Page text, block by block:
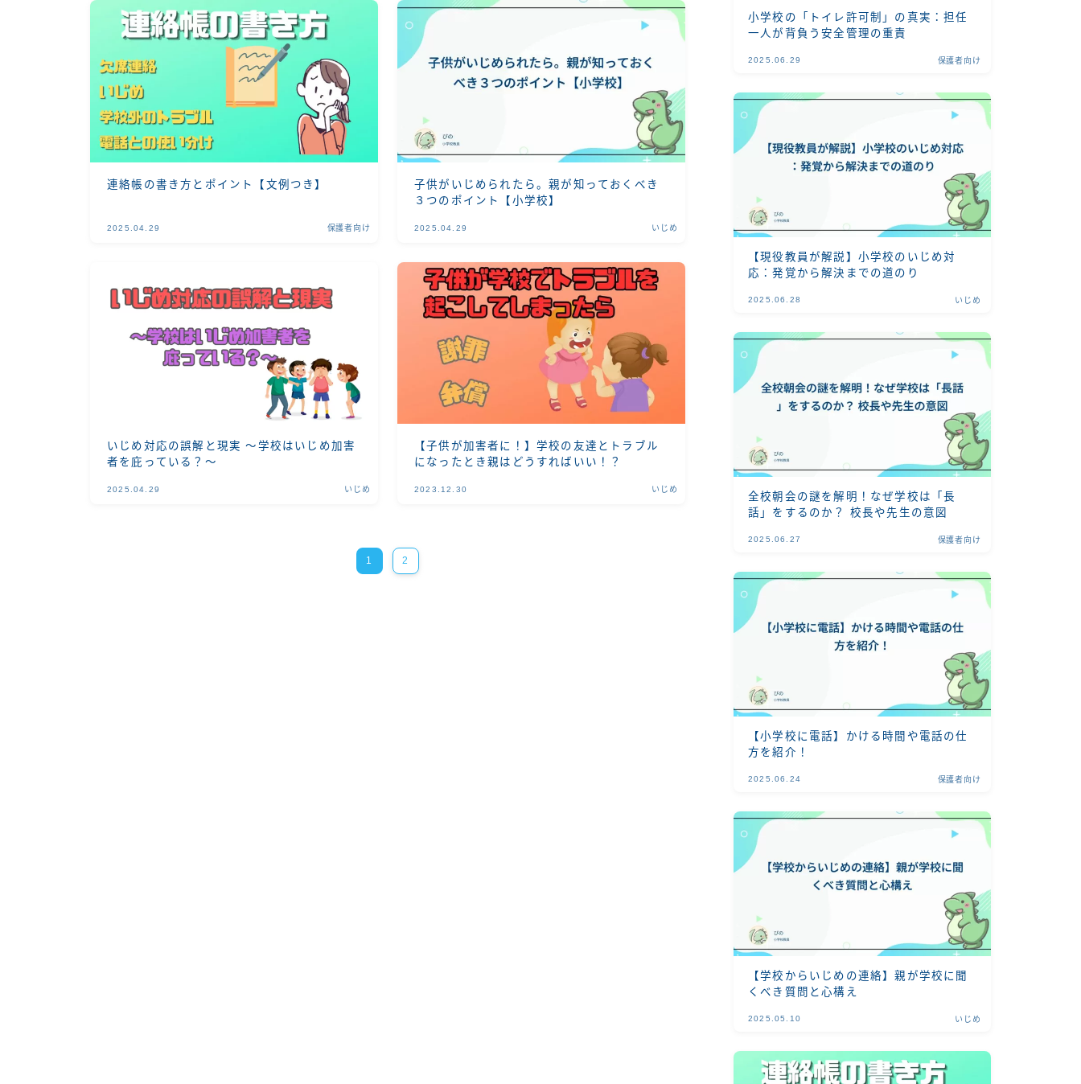
連絡帳の書き方とポイント【文例つき】
2025.04.29 保護者向け
子供がいじめられたら。親が知っておくべき
３つのポイント【小学校】
2025.04.29 いじめ
いじめ対応の誤解と現実 〜学校はいじめ加害
者を庇っている？〜
2025.04.29 いじめ
【子供が加害者に！】学校の友達とトラブル
になったとき親はどうすればいい！？
2023.12.30 いじめ
1 2
小学校の「トイレ許可制」の真実：担任
一人が背負う安全管理の重責
2025.06.29 保護者向け
【現役教員が解説】小学校のいじめ対
応：発覚から解決までの道のり
2025.06.28 いじめ
全校朝会の謎を解明！なぜ学校は「長
話」をするのか？ 校長や先生の意図
2025.06.27 保護者向け
【小学校に電話】かける時間や電話の仕
方を紹介！
2025.06.24 保護者向け
【学校からいじめの連絡】親が学校に聞
くべき質問と心構え
2025.05.10 いじめ